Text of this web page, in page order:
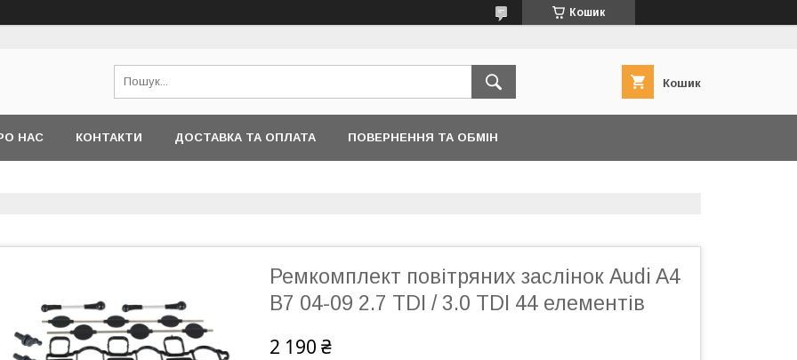
Кошик
Кошик
НАС КОНТАКТИ ДОСТАВКА ТА ОПЛАТА ПОВЕРНЕННЯ ТА ОБМІН
Ремкомплект повітряних заслінок Audi A4
B7 04-09 2.7 TDI / 3.0 TDI 44 елементів
2 190 ₴